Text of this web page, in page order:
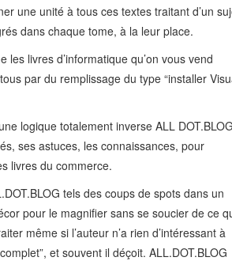
une unité à tous ces textes traitant d’un
dans chaque tome, à la leur place.
livres d’informatique qu’on vous vend
par du remplissage du type “installer
logique totalement inverse ALL DOT.BLOG
ses astuces, les connaissances, pour
livres du commerce.
tels des coups de spots dans un
pour le magnifier sans se soucier de ce
même si l’auteur n’a rien d’intéressant à
et souvent il déçoit. ALL.DOT.BLOG